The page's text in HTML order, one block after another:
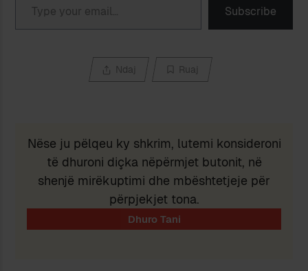
Subscribe
Ndaj Ruaj
Nëse ju pëlqeu ky shkrim, lutemi konsideroni
të dhuroni diçka nëpërmjet butonit, në
shenjë mirëkuptimi dhe mbështetjeje për
përpjekjet tona.